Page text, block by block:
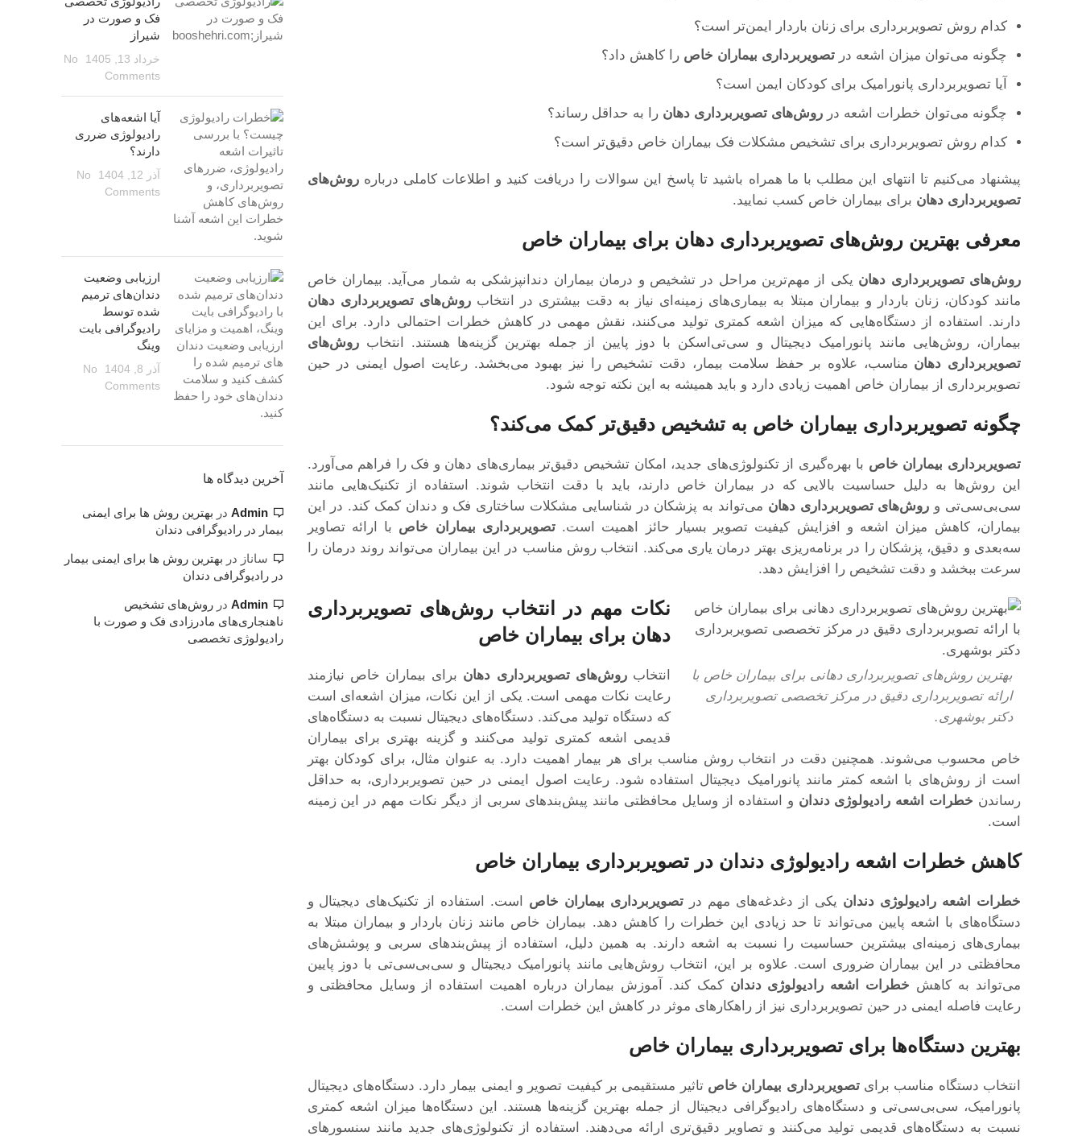
کدام روش تصویربرداری برای زنان باردار ایمن‌تر است؟
چگونه می‌توان میزان اشعه در تصویربرداری بیماران خاص را کاهش داد؟
آیا تصویربرداری پانورامیک برای کودکان ایمن است؟
چگونه می‌توان خطرات اشعه در روش‌های تصویربرداری دهان را به حداقل رساند؟
کدام روش تصویربرداری برای تشخیص مشکلات فک بیماران خاص دقیق‌تر است؟
پیشنهاد می‌کنیم تا انتهای این مطلب با ما همراه باشید تا پاسخ این سوالات را دریافت کنید و اطلاعات کاملی دربارهروش‌های
تصویربرداری دهان برای بیماران خاص کسب نمایید.
معرفی بهترین روش‌های تصویربرداری دهان برای بیماران خاص
روش‌های تصویربرداری دهان یکی از مهم‌ترین مراحل در تشخیص و درمان بیماران دندانپزشکی به شمار می‌آید. بیماران خاص
مانند کودکان، زنان باردار و بیماران مبتلا به بیماری‌های زمینه‌ای نیاز به دقت بیشتری در انتخابروش‌های تصویربرداری دهان
دارند. استفاده از دستگاه‌هایی که میزان اشعه کمتری تولید می‌کنند، نقش مهمی در کاهش خطرات احتمالی دارد. برای این
بیماران، روش‌هایی مانند پانورامیک دیجیتال و سی‌تی‌اسکن با دوز پایین از جمله بهترین گزینه‌ها هستند. انتخابروش‌های
تصویربرداری دهان مناسب، علاوه بر حفظ سلامت بیمار، دقت تشخیص را نیز بهبود می‌بخشد. رعایت اصول ایمنی در حین
تصویربرداری از بیماران خاص اهمیت زیادی دارد و باید همیشه به این نکته توجه شود.
چگونه تصویربرداری بیماران خاص به تشخیص دقیق‌تر کمک می‌کند؟
تصویربرداری بیماران خاص با بهره‌گیری از تکنولوژی‌های جدید، امکان تشخیص دقیق‌تر بیماری‌های دهان و فک را فراهم می‌آورد.
این روش‌ها به دلیل حساسیت بالایی که در بیماران خاص دارند، باید با دقت انتخاب شوند. استفاده از تکنیک‌هایی مانند
سی‌بی‌سی‌تی و روش‌های تصویربرداری دهان می‌تواند به پزشکان در شناسایی مشکلات ساختاری فک و دندان کمک کند. در این
بیماران، کاهش میزان اشعه و افزایش کیفیت تصویر بسیار حائز اهمیت است.تصویربرداری بیماران خاص با ارائه تصاویر
سه‌بعدی و دقیق، پزشکان را در برنامه‌ریزی بهتر درمان یاری می‌کند. انتخاب روش مناسب در این بیماران می‌تواند روند درمان را
سرعت ببخشد و دقت تشخیص را افزایش دهد.
بهترین روش‌های تصویربرداری دهانی برای بیماران خاص با
ارائه تصویربرداری دقیق در مرکز تخصصی تصویربرداری
دکتر بوشهری.
نکات مهم در انتخاب روش‌های تصویربرداری
دهان برای بیماران خاص
انتخابروش‌های تصویربرداری دهان برای بیماران خاص نیازمند
رعایت نکات مهمی است. یکی از این نکات، میزان اشعه‌ای است
که دستگاه تولید می‌کند. دستگاه‌های دیجیتال نسبت به دستگاه‌های
قدیمی اشعه کمتری تولید می‌کنند و گزینه بهتری برای بیماران
خاص محسوب می‌شوند. همچنین دقت در انتخاب روش مناسب برای هر بیمار اهمیت دارد. به عنوان مثال، برای کودکان بهتر
است از روش‌های با اشعه کمتر مانند پانورامیک دیجیتال استفاده شود. رعایت اصول ایمنی در حین تصویربرداری، به حداقل
رساندن خطرات اشعه رادیولوژی دندان و استفاده از وسایل محافظتی مانند پیش‌بندهای سربی از دیگر نکات مهم در این زمینه
است.
کاهش خطرات اشعه رادیولوژی دندان در تصویربرداری بیماران خاص
خطرات اشعه رادیولوژی دندان یکی از دغدغه‌های مهم در تصویربرداری بیماران خاص است. استفاده از تکنیک‌های دیجیتال و
دستگاه‌های با اشعه پایین می‌تواند تا حد زیادی این خطرات را کاهش دهد. بیماران خاص مانند زنان باردار و بیماران مبتلا به
بیماری‌های زمینه‌ای بیشترین حساسیت را نسبت به اشعه دارند. به همین دلیل، استفاده از پیش‌بندهای سربی و پوشش‌های
محافظتی در این بیماران ضروری است. علاوه بر این، انتخاب روش‌هایی مانند پانورامیک دیجیتال و سی‌بی‌سی‌تی با دوز پایین
می‌تواند به کاهش خطرات اشعه رادیولوژی دندان کمک کند. آموزش بیماران درباره اهمیت استفاده از وسایل محافظتی و
رعایت فاصله ایمنی در حین تصویربرداری نیز از راهکارهای موثر در کاهش این خطرات است.
بهترین دستگاه‌ها برای تصویربرداری بیماران خاص
انتخاب دستگاه مناسب برایتصویربرداری بیماران خاص تاثیر مستقیمی بر کیفیت تصویر و ایمنی بیمار دارد. دستگاه‌های دیجیتال
پانورامیک، سی‌بی‌سی‌تی و دستگاه‌های رادیوگرافی دیجیتال از جمله بهترین گزینه‌ها هستند. این دستگاه‌ها میزان اشعه کمتری
نسبت به دستگاه‌های قدیمی تولید می‌کنند و تصاویر دقیق‌تری ارائه می‌دهند. استفاده از تکنولوژی‌های جدید مانند سنسورهای
فک و صورت در
شیراز
خرداد 13, 1405
No
Comments
آیا اشعه‌های
رادیولوژی ضرری
دارند؟
آذر 12, 1404
No
Comments
ارزیابی وضعیت
دندان‌های ترمیم
شده توسط
رادیوگرافی بایت
وینگ
آذر 8, 1404
No
Comments
آخرین دیدگاه ها
Admin در بهترین روش ها برای ایمنی
بیمار در رادیوگرافی دندان
ساناز در بهترین روش ها برای ایمنی بیمار
در رادیوگرافی دندان
Admin درروش‌های تشخیص
ناهنجاری‌های مادرزادی فک و صورت با
رادیولوژی تخصصی